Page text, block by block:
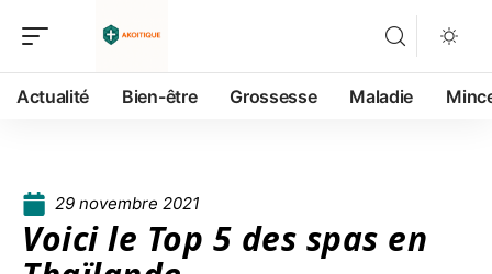
Actualité Bien-être Grossesse Maladie
29 novembre 2021
Voici le Top 5 des spas en